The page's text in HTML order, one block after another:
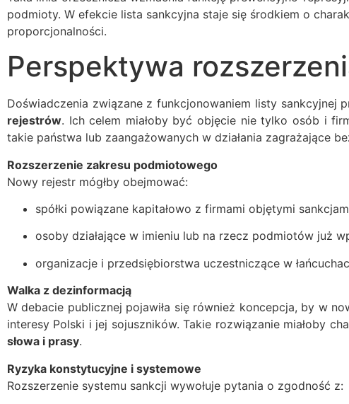
podmioty. W efekcie lista sankcyjna staje się środkiem o
proporcjonalności.
Perspektywa
Doświadczenia związane z funkcjonowaniem listy sankcyjnej
rejestrów. Ich celem miałoby być objęcie nie tylko osób i
takie państwa lub zaangażowanych w działania zagrażające
Rozszerzenie zakresu podmiotowego
Nowy rejestr mógłby obejmować:
spółki powiązane kapitałowo z firmami objętymi
osoby działające w imieniu lub na rzecz podmiotów już
organizacje i przedsiębiorstwa uczestniczące w
Walka z dezinformacją
W debacie publicznej pojawiła się również koncepcja, by w
interesy Polski i jej sojuszników. Takie rozwiązanie miałoby
słowa i prasy.
Ryzyka konstytucyjne i systemowe
Rozszerzenie systemu sankcji wywołuje pytania o zgodność z: